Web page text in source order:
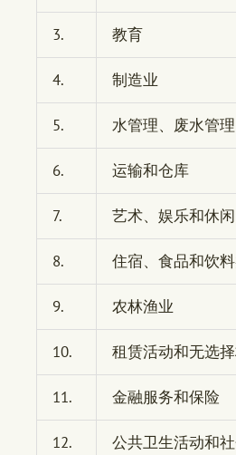
3. 教育
4. 制造业
5. 水管理、废水管
6. 运输和仓库
7. 艺术、娱乐和休闲
8. 住宿、食品和饮
9. 农林渔业
10. 租赁活动和无选
11. 金融服务和保险
12. 公共卫生活动和